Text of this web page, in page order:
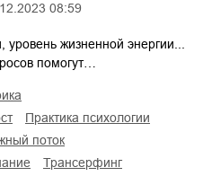
08:59
жизненной энергии...
помогут…
практика психологии
поток
трансерфинг